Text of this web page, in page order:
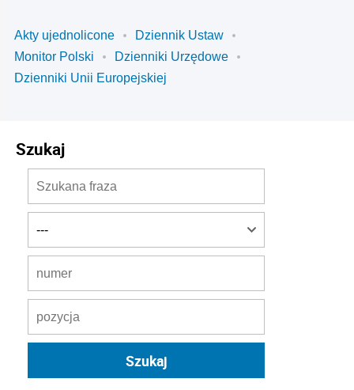
Akty ujednolicone
Dziennik Ustaw
Monitor Polski
Dzienniki Urzędowe
Dzienniki Unii Europejskiej
Szukaj